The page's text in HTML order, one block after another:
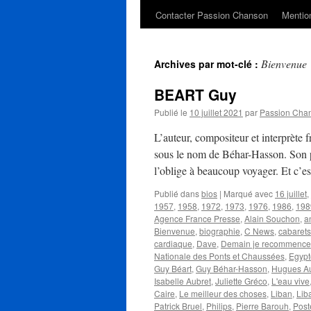
Contacter Passion Chanson
Archives par mot-clé : Bienvenue
BEART Guy
Publié le 10 juillet 2021 par Passion
L’auteur, compositeur et
sous le nom de Béhar-Hasson.
l’oblige à beaucoup voyager. Et
Publié dansbios | Marqué avec 16 juillet,
1957, 1958, 1972, 1973, 1976, 1986,
Agence France Presse, Alain Souchon,
Bienvenue, biographie, C News, cabarets
cardiaque, Dave, Demain je recommence
Nationale des Ponts et Chaussées,
Guy Béart, Guy Béhar-Hasson, Hugues
Isabelle Aubret, Juliette Gréco, L'eau vive,
Caire, Le meilleur des choses, Liban,
Patrick Bruel, Philips, Pierre Barouh,